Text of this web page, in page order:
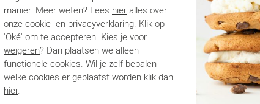
manier. Meer weten? Lees hier alles over
onze cookie- en privacyverklaring. Klik op
'Oké' om te accepteren. Kies je voor
weigeren? Dan plaatsen we alleen
functionele cookies. Wil je zelf bepalen
welke cookies er geplaatst worden klik dan
hier.